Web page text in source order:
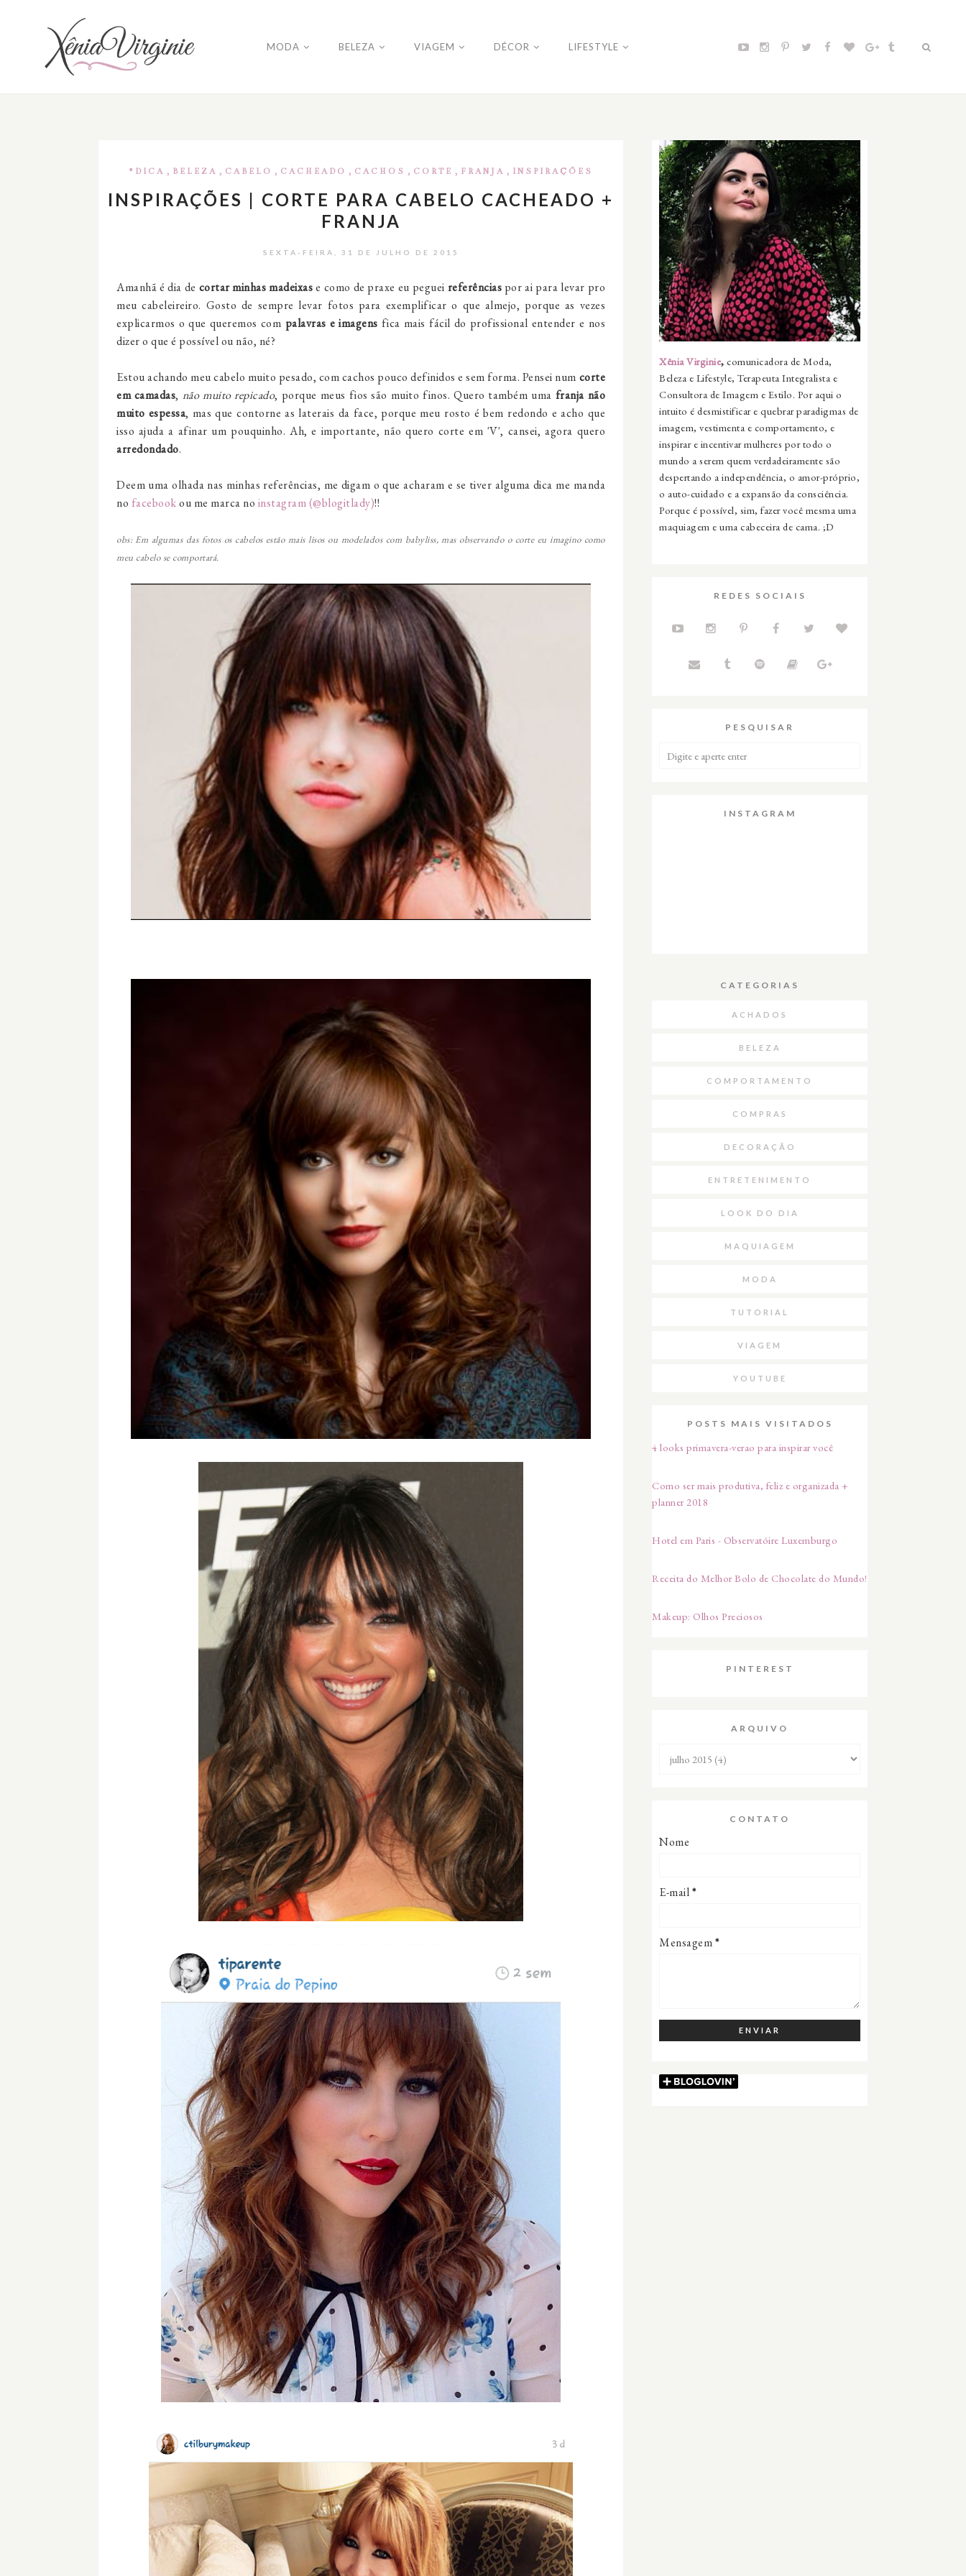
MODA BELEZA VIAGEM DÉCOR LIFESTYLE
#DICA , BELEZA , CABELO , CACHEADO , CACHOS , CORTE , FRANJA , INSPIRAÇÕES
INSPIRAÇÕES | CORTE PARA CABELO CACHEADO +
FRANJA
SEXTA-FEIRA, 31 DE JULHO DE 2015
Amanhã é dia de cortar minhas madeixase como de praxe eu peguei referências por ai para levar pro
meu cabeleireiro. Gosto de sempre levar fotos para exemplificar o que almejo, porque as vezes
explicarmos o que queremos com palavras e imagens fica mais fácil do profissional entender e nos
dizer o que é possível ou não, né?
Estou achando meu cabelo muito pesado, com cachos pouco definidos e sem forma. Pensei num corte
em camadas, não muito repicado, porque meus fios são muito finos. Quero também uma franja não
muito espessa, mas que contorne as laterais da face, porque meu rosto é bem redondo e acho que
isso ajuda a afinar um pouquinho. Ah, e importante, não quero corte em 'V', cansei, agora quero
arredondado.
Deem uma olhada nas minhas referências, me digam o que acharam e se tiver alguma dica me manda
no facebookou me marca no instagram(@blogitlady)!!
obs: Em algumas das fotos os cabelos estão mais lisos ou modelados com babyliss, mas observando o corte eu imagino como
meu cabelo se comportará.
Xênia Virginie, comunicadora de Moda,
Beleza e Lifestyle, Terapeuta Integralista e
Consultora de Imagem e Estilo. Por aqui o
intuito é desmistificar e quebrar paradigmas de
imagem, vestimenta e comportamento, e
inspirar e incentivar mulheres por todo o
mundo a serem quem verdadeiramente são
despertando a independência, o amor-próprio,
o auto-cuidado e a expansão da consciência.
Porque é possível, sim, fazer você mesma uma
maquiagem e uma cabeceira de cama. ;D
REDES SOCIAIS
PESQUISAR
INSTAGRAM
CATEGORIAS
ACHADOS
BELEZA
COMPORTAMENTO
COMPRAS
DECORAÇÃO
ENTRETENIMENTO
LOOK DO DIA
MAQUIAGEM
MODA
TUTORIAL
VIAGEM
YOUTUBE
POSTS MAIS VISITADOS
4 looks primavera-verao para inspirar você
Como ser mais produtiva, feliz e organizada +
planner 2018
Hotel em Paris - Observatóire Luxemburgo
Receita do Melhor Bolo de Chocolate do Mundo!
Makeup: Olhos Preciosos
PINTEREST
ARQUIVO
CONTATO
Nome
E-mail*
Mensagem*